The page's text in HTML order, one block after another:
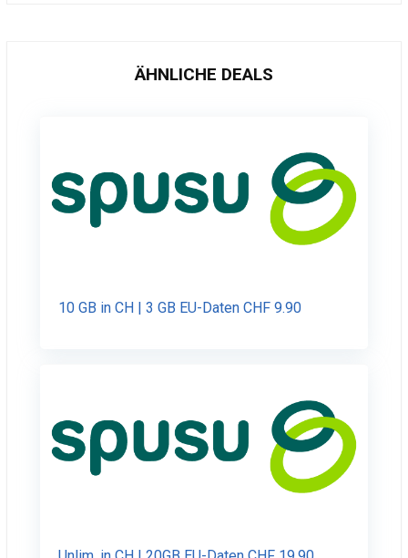
ÄHNLICHE DEALS
10 GB in CH | 3 GB EU-Daten CHF 9.90